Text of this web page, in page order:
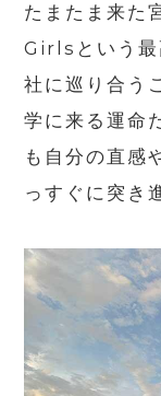
たまたま来た
Girls という
社に巡り合う
学に来る運命
も自分の直感
っすぐに突き